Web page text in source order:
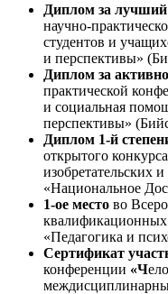
Диплом за лучший
научно-
студентов и
и перспективы»
Диплом за
практической
и социальная
перспективы»
Диплом 1-й
открытого
изобретательских
«Национальное
1-ое место во
квалификационных
«Педагогика и
Сертификат
конференции «Ч